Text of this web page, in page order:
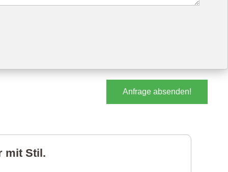
Anfrage absenden!
mit Stil.